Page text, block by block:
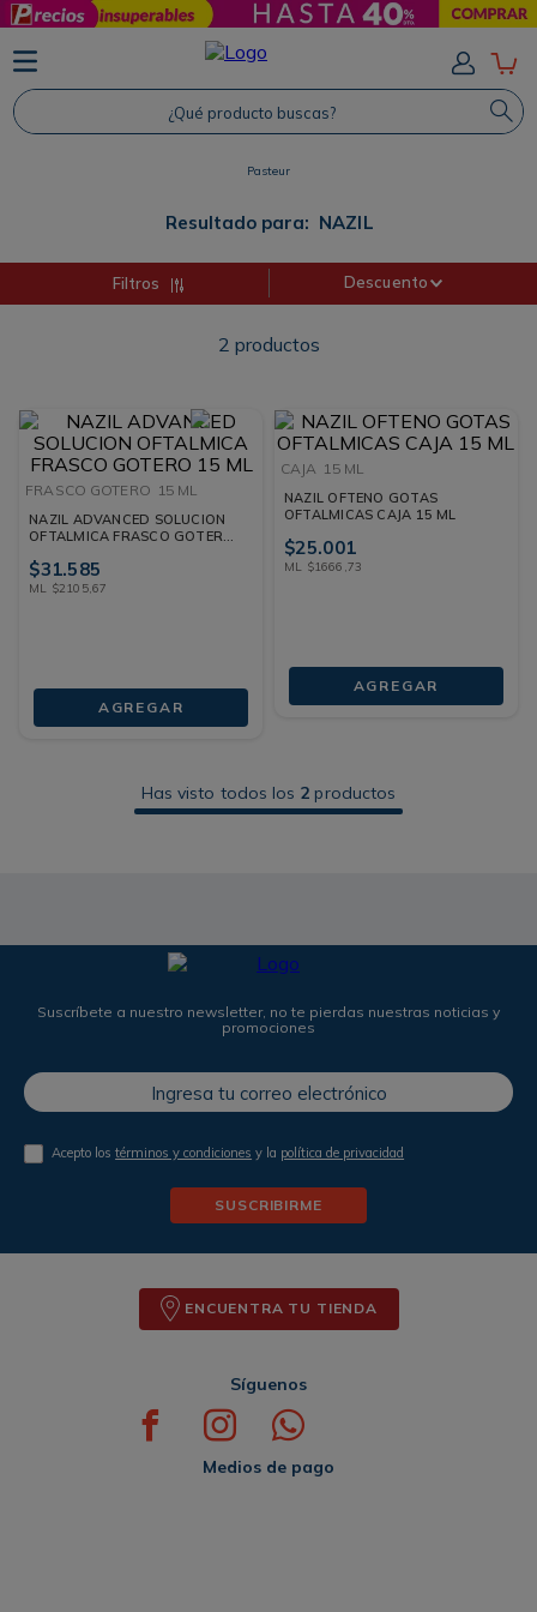
¿Qué producto buscas?
Pasteur
Resultado para: NAZIL
Filtros Descuento
2 productos
FRASCO GOTERO 15 ML
NAZIL ADVANCED SOLUCION
OFTALMICA FRASCO GOTERO
$31.585
ML $2105,67
AGREGAR
CAJA 15 ML
NAZIL OFTENO GOTAS
OFTALMICAS CAJA 15 ML
$25.001
ML $1666 73
AGREGAR
Has visto todos los 2 productos
Suscríbete a nuestro newsletter, no te pierdas nuestras noticias y
promociones
Acepto lostérminos y condiciones y la política de privacidad
SUSCRIBIRME
ENCUENTRA TU TIENDA
Síguenos
Medios de pago
TÉRMINOS MÁS BUSCADOS
1. Protector Solar
2. Shampoo